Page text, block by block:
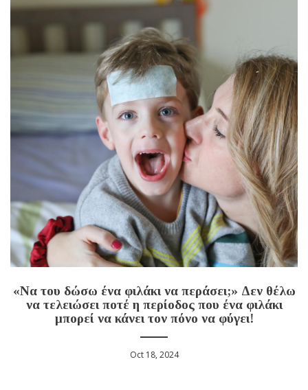
«Nα του δώσω ένα φιλάκι να περάσει;» Δεν θέλω
να τελειώσει ποτέ η περίοδος που ένα φιλάκι
μπορεί να κάνει τον πόνο να φύγει!
Oct 18, 2024